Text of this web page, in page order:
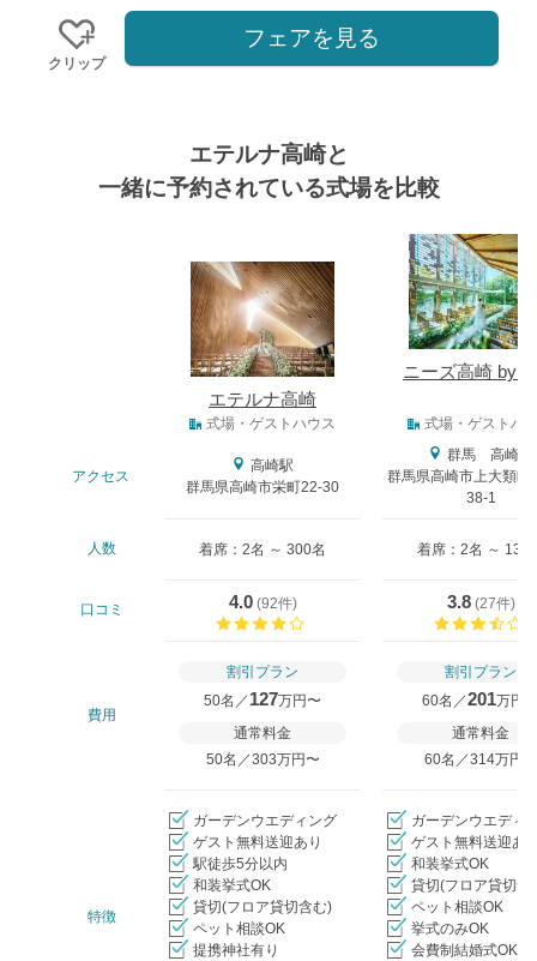
クリップ
フェアを見る
エテルナ高崎と
一緒に予約されている式場を比較
エテルナ高崎
ニーズ高崎 by
式場・ゲストハウス 式場・ゲストハ
アクセス
高崎駅
群馬県高崎市栄町22-30
群馬 高崎駅
群馬県高崎市上大類町
38-1
人数 着席：2名 ～ 300名 着席：2名 ～ 130
口コミ 4.0(92件)
3.8(27件)
費用
割引プラン
50名／ 127万円〜
通常料金
50名／303万円〜
割引プラン
60名／201万円
通常料金
60名／314万円〜
特徴
ガーデンウエディング
ゲスト無料送迎あり
駅徒歩5分以内
和装挙式OK
貸切(フロア貸切含む)
ペット相談OK
提携神社有り
ガーデンウエディ
ゲスト無料送迎あ
和装挙式OK
貸切(フロア貸切含
ペット相談OK
挙式のみOK
会費制結婚式OK